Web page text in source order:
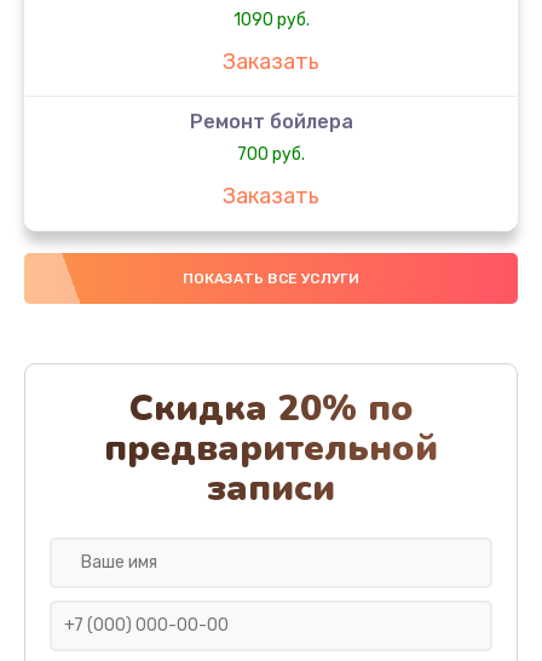
1090 руб.
Заказать
Ремонт бойлера
700 руб.
Заказать
Чистка с разбором кофемашины
1050 руб.
Ремонт капучинатора
650 руб.
Заказать
ПОКАЗАТЬ ВСЕ УСЛУГИ
Скидка 20% по
предварительной
записи